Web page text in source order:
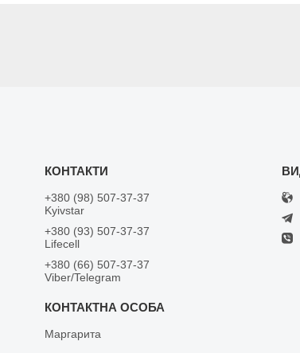
+380 (98) 507-37-37
Kyivstar
+380 (93) 507-37-37
Lifecell
+380 (66) 507-37-37
Viber/Telegram
Маргарита